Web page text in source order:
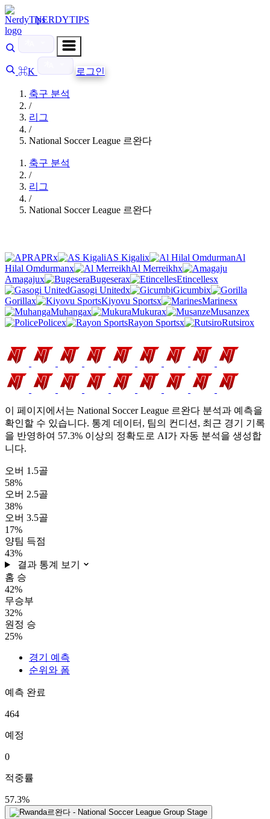
NERDYTIPS
⌘K 로그인
축구 분석
/
리그
/
National Soccer League 르완다
축구 분석
/
리그
/
National Soccer League 르완다
APRx AS Kigalix
Al
Hilal Omdurmanx Al Merreikhx
Amagajux Bugeserax Etincellesx
Gasogi Unitedx Gicumbix
Gorillax Kiyovu Sportsx Marinesx
Muhangax Mukurax Musanzex
Policex Rayon Sportsx Rutsirox
이 페이지에서는 National Soccer League 르완다 분석과 예측을
확인할 수 있습니다. 통계 데이터, 팀의 컨디션, 최근 경기 기록
을 반영하여 57.3% 이상의 정확도로 AI가 자동 분석을 생성합
니다.
오버 1.5골
58%
오버 2.5골
38%
오버 3.5골
17%
양팀 득점
43%
결과 통계 보기
홈 승
42%
무승부
32%
원정 승
25%
경기 예측
순위와 폼
예측 완료
464
예정
0
적중률
57.3%
르완다 - National Soccer League Group Stage